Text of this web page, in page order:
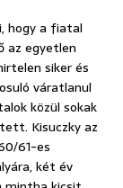
hogy a fiatal
az egyetlen
siker és
váratlanul
közül sokak
Kisuczky az
61-es
két év